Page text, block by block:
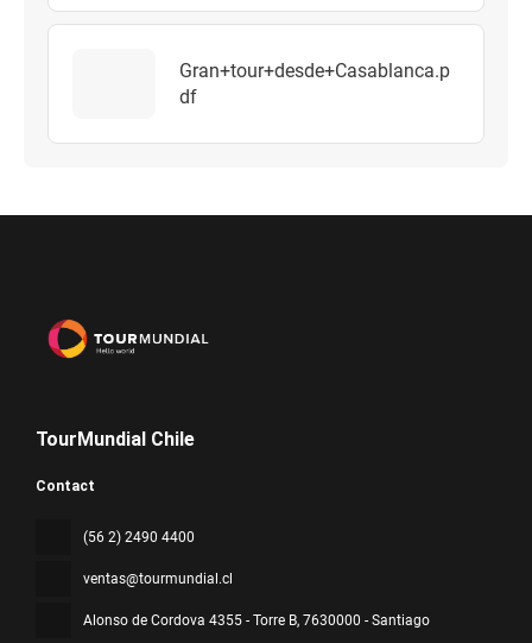
Gran+tour+desde+Casablanca.p
df
TourMundial Chile
Contact
(56 2) 2490 4400
ventas@tourmundial.cl
Alonso de Cordova 4355 - Torre B, 7630000 - Santiago